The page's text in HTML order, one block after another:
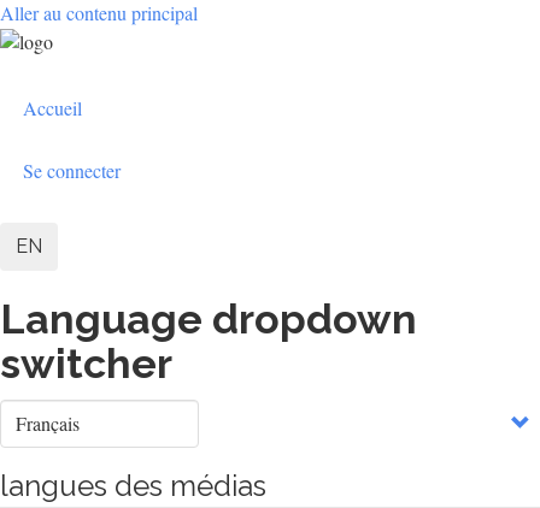
Aller au contenu principal
User
menu
Accueil
Se connecter
EN
Language dropdown
switcher
Select
your
langues des médias